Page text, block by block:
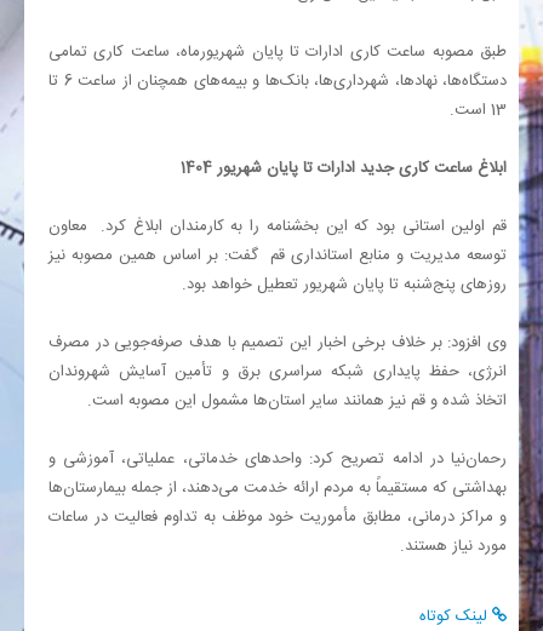
طبق مصوبه ساعت کاری ادارات تا پایان شهریورماه، ساعت کاری تمامی
دستگاه‌ها، نهادها، شهرداری‌ها، بانک‌ها و بیمه‌های همچنان از ساعت 6 تا
13 است.
ابلاغ ساعت کاری جدید ادارات تا پایان شهریور 1404
قم اولین استانی بود که این بخشنامه را به کارمندان ابلاغ کرد. معاون
توسعه مدیریت و منابع استانداری قم گفت: بر اساس همین مصوبه نیز
روزهای پنج‌شنبه تا پایان شهریور تعطیل خواهد بود.
وی افزود: بر خلاف برخی اخبار این تصمیم با هدف صرفه‌جویی در مصرف
انرژی، حفظ پایداری شبکه سراسری برق و تأمین آسایش شهروندان
اتخاذ شده و قم نیز همانند سایر استان‌ها مشمول این مصوبه است.
رحمان‌نیا در ادامه تصریح کرد: واحدهای خدماتی، عملیاتی، آموزشی و
بهداشتی که مستقیماً به مردم ارائه خدمت می‌دهند، از جمله بیمارستان‌ها
و مراکز درمانی، مطابق مأموریت خود موظف به تداوم فعالیت در ساعات
مورد نیاز هستند.
لینک کوتاه